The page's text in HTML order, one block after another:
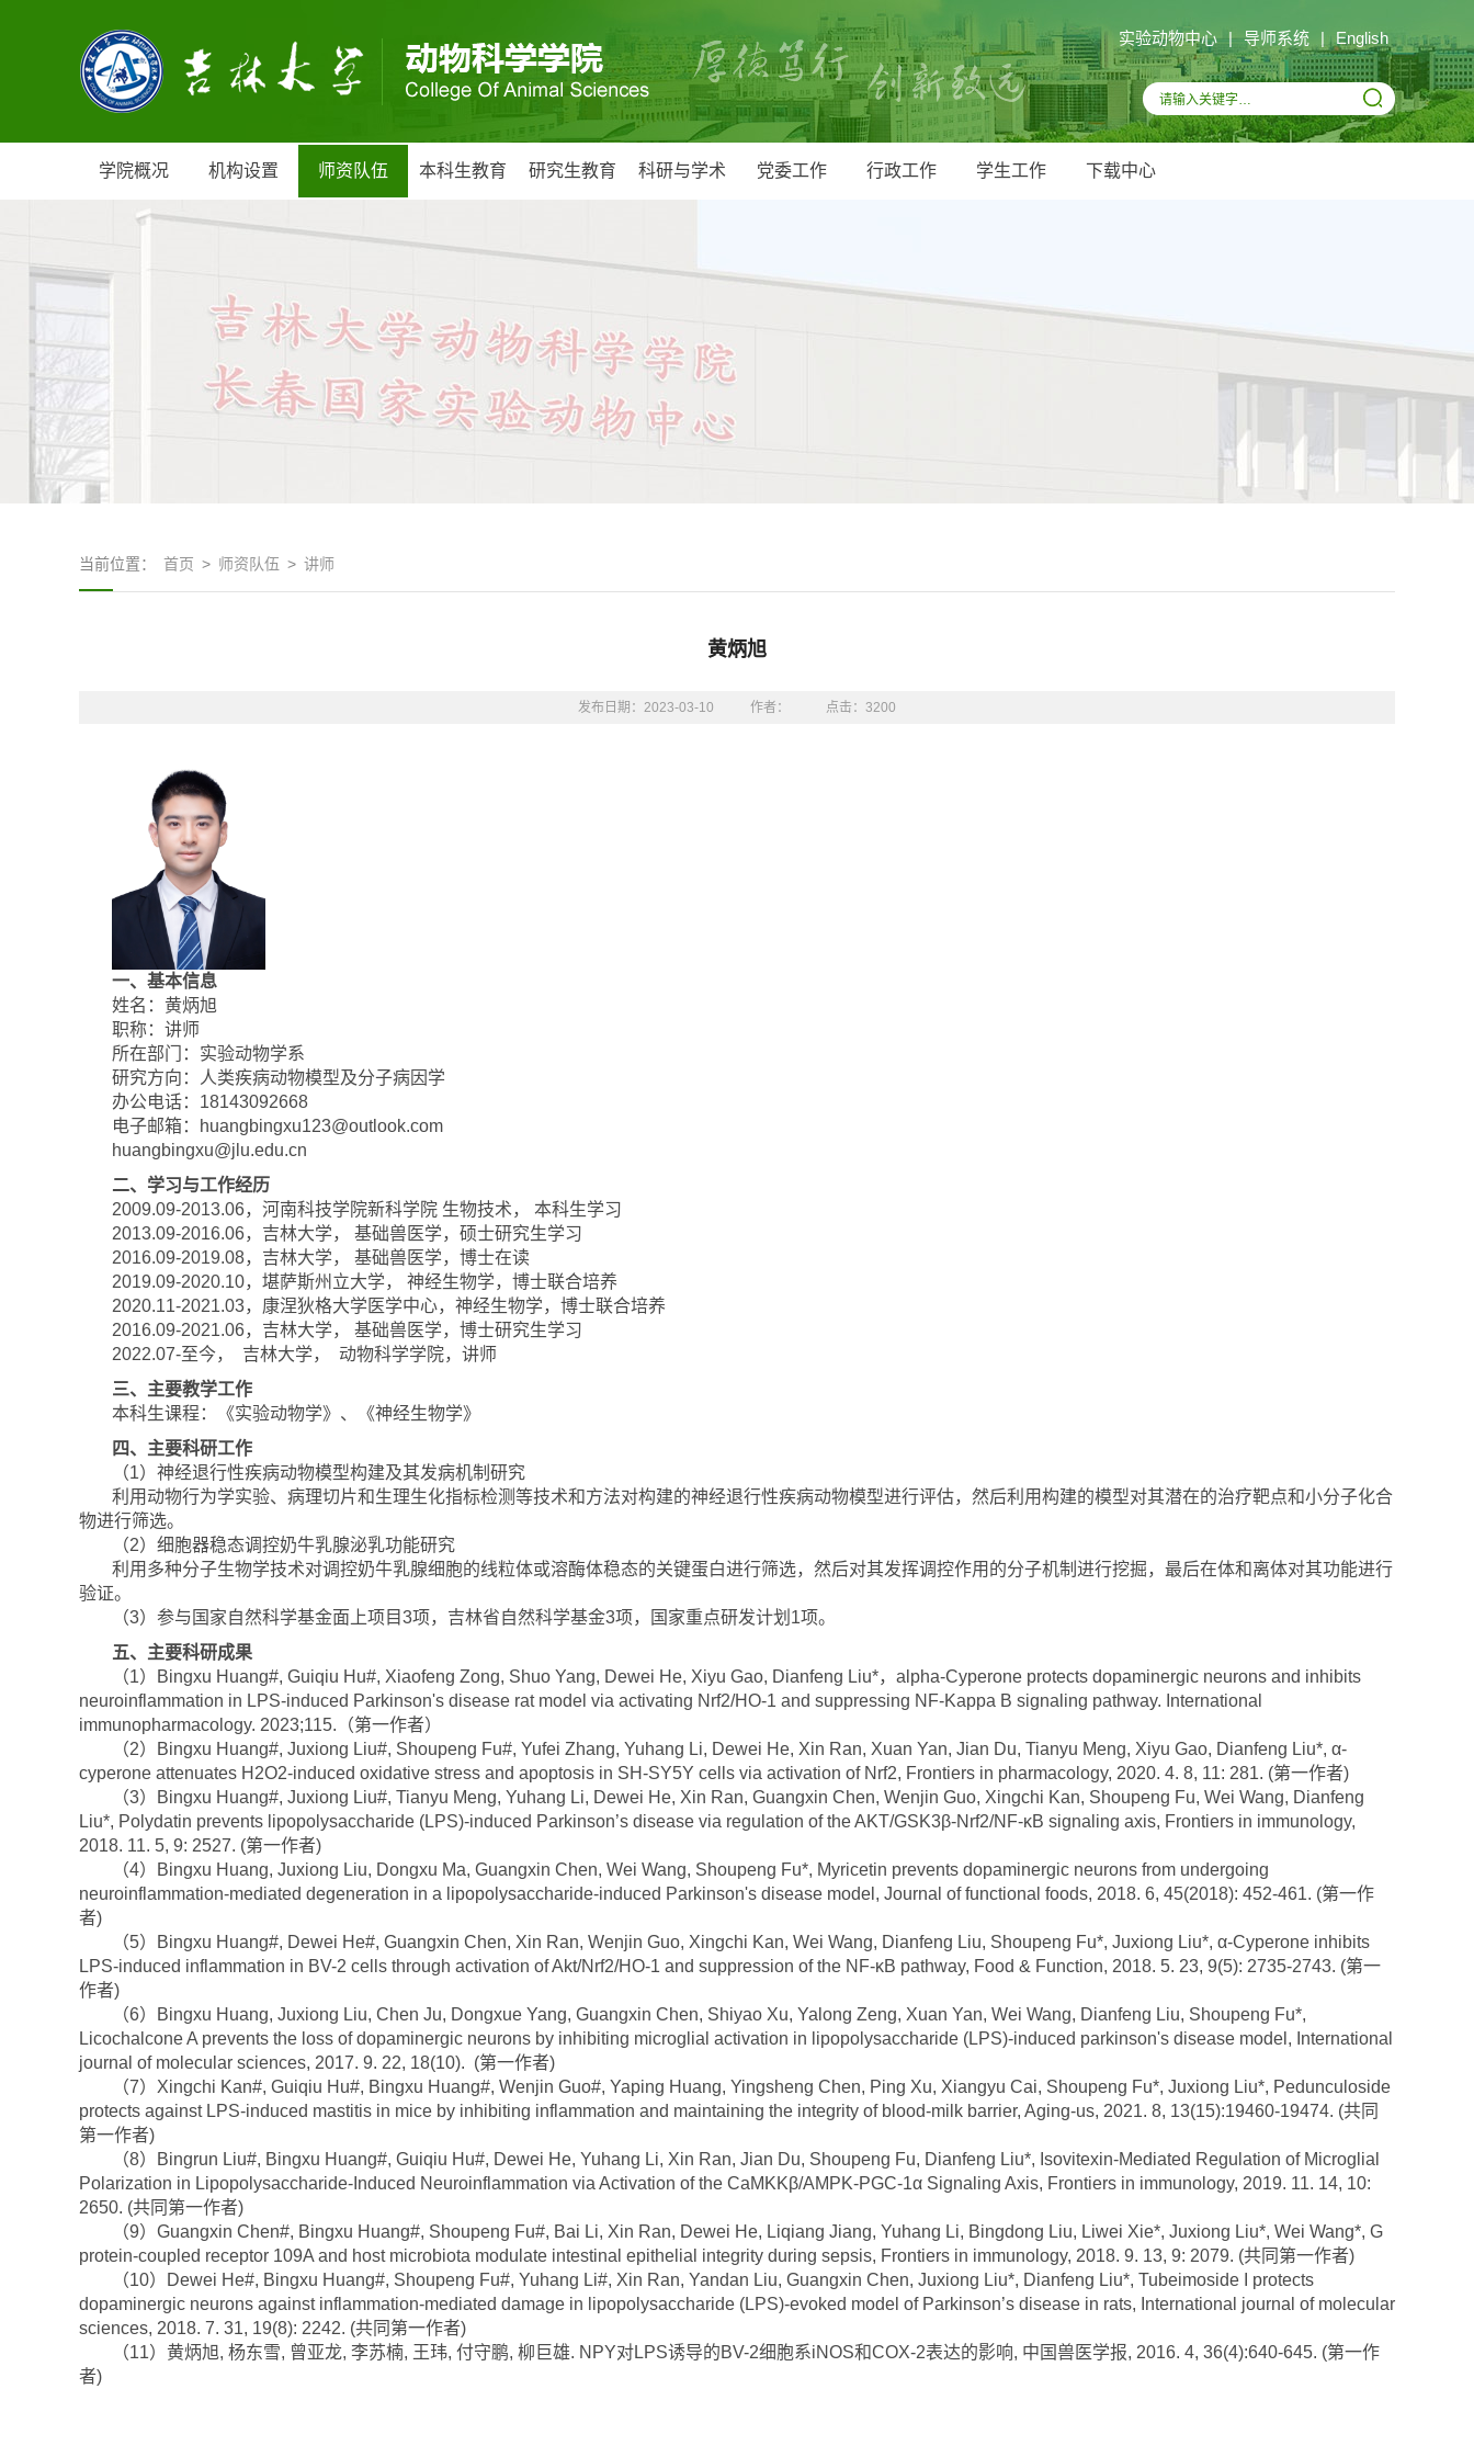
实验动物中心 | 导师系统 | English
学院概况 机构设置 师资队伍 本科生教育 研究生教育 科研与学术 党委工作 行政工作 学生工作 下载中心
当前位置： 首页 > 师资队伍 > 讲师
黄炳旭
发布日期：2023-03-10 作者： 点击： 3200
一、基本信息
姓名：黄炳旭
职称：讲师
所在部门：实验动物学系
研究方向：人类疾病动物模型及分子病因学
办公电话：18143092668
电子邮箱：huangbingxu123@outlook.com
huangbingxu@jlu.edu.cn
二、学习与工作经历
2009.09-2013.06，河南科技学院新科学院 生物技术， 本科生学习
2013.09-2016.06，吉林大学， 基础兽医学，硕士研究生学习
2016.09-2019.08，吉林大学， 基础兽医学，博士在读
2019.09-2020.10，堪萨斯州立大学， 神经生物学，博士联合培养
2020.11-2021.03，康涅狄格大学医学中心，神经生物学，博士联合培养
2016.09-2021.06，吉林大学， 基础兽医学，博士研究生学习
2022.07-至今， 吉林大学， 动物科学学院，讲师
三、主要教学工作
本科生课程：《实验动物学》、《神经生物学》
四、主要科研工作
（1）神经退行性疾病动物模型构建及其发病机制研究
利用动物行为学实验、病理切片和生理生化指标检测等技术和方法对构建的神经退行性疾病动物模型进行评估，然后利用构建的模型对其潜在的治疗靶点和小分子化合
物进行筛选。
（2）细胞器稳态调控奶牛乳腺泌乳功能研究
利用多种分子生物学技术对调控奶牛乳腺细胞的线粒体或溶酶体稳态的关键蛋白进行筛选，然后对其发挥调控作用的分子机制进行挖掘，最后在体和离体对其功能进行
验证。
（3）参与国家自然科学基金面上项目3项，吉林省自然科学基金3项，国家重点研发计划1项。
五、主要科研成果
（1）Bingxu Huang#, Guiqiu Hu#, Xiaofeng Zong, Shuo Yang, Dewei He, Xiyu Gao, Dianfeng Liu*，alpha-Cyperone protects dopaminergic neurons and inhibits
neuroinflammation in LPS-induced Parkinson's disease rat model via activating Nrf2/HO-1 and suppressing NF-Kappa B signaling pathway. International
immunopharmacology. 2023;115.（第一作者）
（2）Bingxu Huang#, Juxiong Liu#, Shoupeng Fu#, Yufei Zhang, Yuhang Li, Dewei He, Xin Ran, Xuan Yan, Jian Du, Tianyu Meng, Xiyu Gao, Dianfeng Liu*, α-
cyperone attenuates H2O2-induced oxidative stress and apoptosis in SH-SY5Y cells via activation of Nrf2, Frontiers in pharmacology, 2020. 4. 8, 11: 281. (第一作者)
（3）Bingxu Huang#, Juxiong Liu#, Tianyu Meng, Yuhang Li, Dewei He, Xin Ran, Guangxin Chen, Wenjin Guo, Xingchi Kan, Shoupeng Fu, Wei Wang, Dianfeng
Liu*, Polydatin prevents lipopolysaccharide (LPS)-induced Parkinson’s disease via regulation of the AKT/GSK3β-Nrf2/NF-κB signaling axis, Frontiers in immunology,
2018. 11. 5, 9: 2527. (第一作者)
（4）Bingxu Huang, Juxiong Liu, Dongxu Ma, Guangxin Chen, Wei Wang, Shoupeng Fu*, Myricetin prevents dopaminergic neurons from undergoing
neuroinflammation-mediated degeneration in a lipopolysaccharide-induced Parkinson's disease model, Journal of functional foods, 2018. 6, 45(2018): 452-461. (第一作
者)
（5）Bingxu Huang#, Dewei He#, Guangxin Chen, Xin Ran, Wenjin Guo, Xingchi Kan, Wei Wang, Dianfeng Liu, Shoupeng Fu*, Juxiong Liu*, α-Cyperone inhibits
LPS-induced inflammation in BV-2 cells through activation of Akt/Nrf2/HO-1 and suppression of the NF-κB pathway, Food & Function, 2018. 5. 23, 9(5): 2735-2743. (第一
作者)
（6）Bingxu Huang, Juxiong Liu, Chen Ju, Dongxue Yang, Guangxin Chen, Shiyao Xu, Yalong Zeng, Xuan Yan, Wei Wang, Dianfeng Liu, Shoupeng Fu*,
Licochalcone A prevents the loss of dopaminergic neurons by inhibiting microglial activation in lipopolysaccharide (LPS)-induced parkinson's disease model, International
journal of molecular sciences, 2017. 9. 22, 18(10). (第一作者)
（7）Xingchi Kan#, Guiqiu Hu#, Bingxu Huang#, Wenjin Guo#, Yaping Huang, Yingsheng Chen, Ping Xu, Xiangyu Cai, Shoupeng Fu*, Juxiong Liu*, Pedunculoside
protects against LPS-induced mastitis in mice by inhibiting inflammation and maintaining the integrity of blood-milk barrier, Aging-us, 2021. 8, 13(15):19460-19474. (共同
第一作者)
（8）Bingrun Liu#, Bingxu Huang#, Guiqiu Hu#, Dewei He, Yuhang Li, Xin Ran, Jian Du, Shoupeng Fu, Dianfeng Liu*, Isovitexin-Mediated Regulation of Microglial
Polarization in Lipopolysaccharide-Induced Neuroinflammation via Activation of the CaMKKβ/AMPK-PGC-1α Signaling Axis, Frontiers in immunology, 2019. 11. 14, 10:
2650. (共同第一作者)
（9）Guangxin Chen#, Bingxu Huang#, Shoupeng Fu#, Bai Li, Xin Ran, Dewei He, Liqiang Jiang, Yuhang Li, Bingdong Liu, Liwei Xie*, Juxiong Liu*, Wei Wang*, G
protein-coupled receptor 109A and host microbiota modulate intestinal epithelial integrity during sepsis, Frontiers in immunology, 2018. 9. 13, 9: 2079. (共同第一作者)
（10）Dewei He#, Bingxu Huang#, Shoupeng Fu#, Yuhang Li#, Xin Ran, Yandan Liu, Guangxin Chen, Juxiong Liu*, Dianfeng Liu*, Tubeimoside I protects
dopaminergic neurons against inflammation-mediated damage in lipopolysaccharide (LPS)-evoked model of Parkinson’s disease in rats, International journal of molecular
sciences, 2018. 7. 31, 19(8): 2242. (共同第一作者)
（11）黄炳旭, 杨东雪, 曾亚龙, 李苏楠, 王玮, 付守鹏, 柳巨雄. NPY对LPS诱导的BV-2细胞系iNOS和COX-2表达的影响, 中国兽医学报, 2016. 4, 36(4):640-645. (第一作
者)